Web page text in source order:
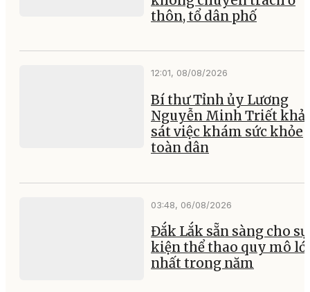
thôn, tổ dân phố
12:01, 08/08/2026
Bí thư Tỉnh ủy Lương
Nguyễn Minh Triết
sát việc khám sức khỏe
toàn dân
03:48, 06/08/2026
Đắk Lắk sẵn sàng cho sự
kiện thể thao quy mô
nhất trong năm